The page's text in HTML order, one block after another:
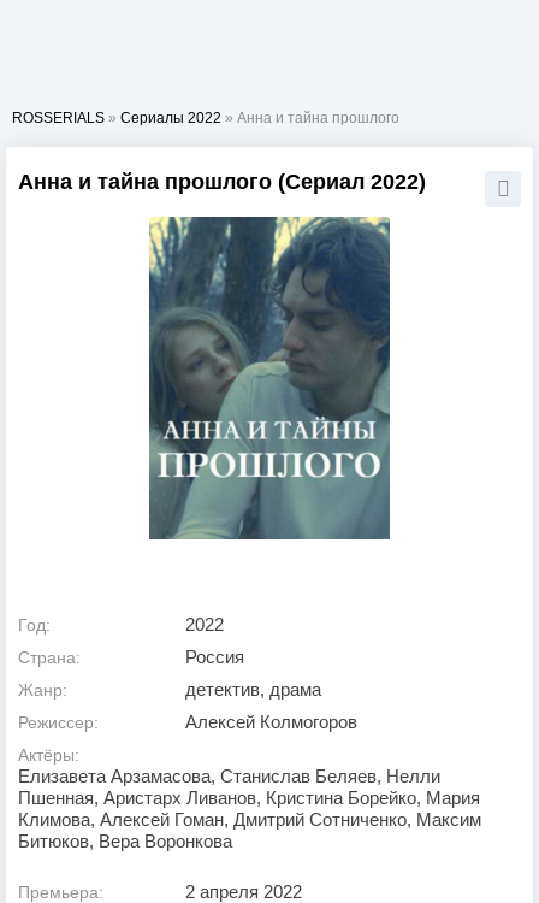
ROSSERIALS » Сериалы 2022 » Анна и тайна прошлого
Анна и тайна прошлого (Сериал 2022)
Год: 2022
Страна: Россия
Жанр: детектив, драма
Режиссер: Алексей Колмогоров
Актёры:
Елизавета Арзамасова, Станислав Беляев, Нелли
Пшенная, Аристарх Ливанов, Кристина Борейко, Мария
Климова, Алексей Гоман, Дмитрий Сотниченко, Максим
Битюков, Вера Воронкова
Премьера: 2 апреля 2022